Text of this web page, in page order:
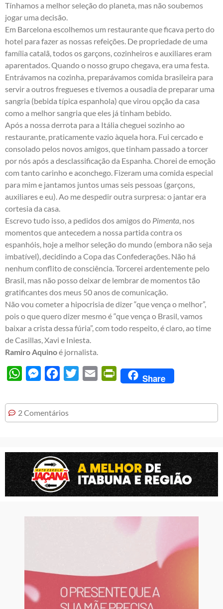
Tínhamos a melhor seleção do planeta, mas não soubemos
jogar uma decisão.
Em Barcelona escolhemos um restaurante que ficava perto do
hotel para fazer as nossas refeições. De propriedade de uma
família catalã, todos os garçons, cozinheiros e auxiliares eram
aparentados. Quando o nosso grupo chegava, era uma festa.
Entrávamos na cozinha, preparávamos comida brasileira para
servir a outros fregueses e tivemos a ousadia de preparar uma
sangria (bebida típica espanhola) que virou opção da casa
como a melhor sangria que eles já tinham bebido.
Após a nossa derrota para a Itália cheguei sozinho ao
restaurante, praticamente vazio àquela hora. Fui cercado e
consolado pelos novos amigos, que tinham passado a torcer
por nós após a desclassificação da Espanha. Chorei de emoção
com tanto carinho e aconchego. Fizeram uma comida especial
para mim e jantamos juntos umas seis pessoas (garçons,
auxiliares e eu). Ao me despedir outra surpresa: o jantar era
cortesia da casa.
Escrevo tudo isso, a pedidos dos amigos do Pimenta, nos
momentos que antecedem a nossa partida contra os
espanhóis, hoje a melhor seleção do mundo (embora não seja
imbatível), decidindo a Copa das Confederações. Não há
nenhum conflito de consciência. Torcerei ardentemente pelo
Brasil, mas não posso deixar de lembrar de momentos tão
gratificantes dos meus 50 anos de comunicação.
Não vou cometer a hipocrisia de dizer “que vença o melhor”,
pois o que quero dizer mesmo é “que vença o Brasil, vamos
baixar a crista dessa fúria”, com todo respeito, é claro, ao time
de Casillas, Xavi e Iniesta.
Ramiro Aquinoé jornalista.
WhatsAppMessengerFacebook
Twitter Email PrintFriendly
Share
2 Comentários